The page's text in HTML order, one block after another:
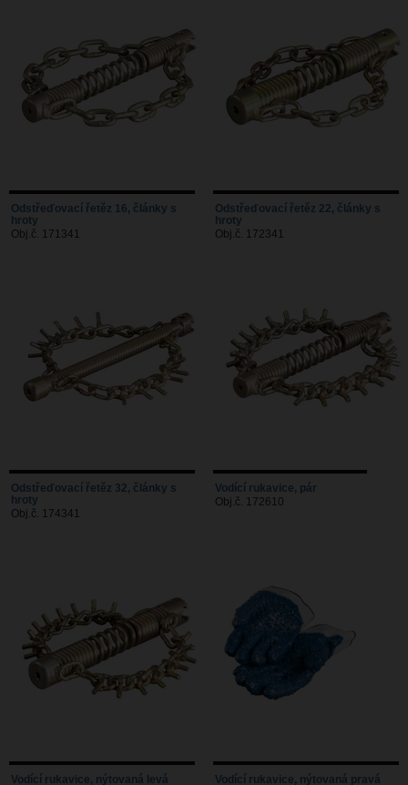
Odstřeďovací řetěz 16, články s
hroty
Obj.č. 171341
Odstřeďovací řetěz 22, články s
hroty
Obj.č. 172341
Odstřeďovací řetěz 32, články s
hroty
Obj.č. 174341
Vodící rukavice, pár
Obj.č. 172610
Vodící rukavice, nýtovaná levá Vodící rukavice, nýtovaná pravá